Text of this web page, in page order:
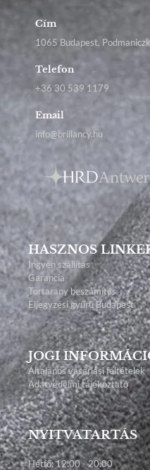
Cím
1065 Budapest,
Telefon
+36 30 539 1179
Email
info@brillancy.hu
HASZNOS
Ingyen szállítás
Garancia
Törtarany beszámítás
Eljegyzési gyűrű Budapest
JOGI
Általános vásárlási feltételek
Adatvédelmi tájékoztató
NYITVATARTÁS
Hétfő: 12:00 - 20:00